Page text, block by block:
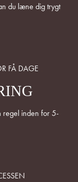
du læne dig trygt
FÅ DAGE
regel inden for 5-